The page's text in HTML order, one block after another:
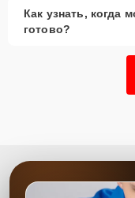
Как узнать, когда
готово?